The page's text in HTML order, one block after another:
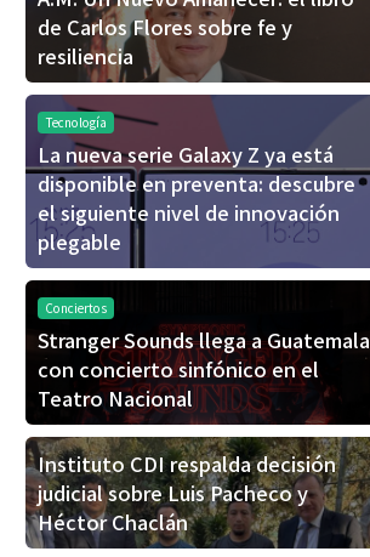
de Carlos Flores sobre fe y
resiliencia
Tecnología
La nueva serie Galaxy Z ya está
disponible en preventa: descubre
el siguiente nivel de innovación
plegable
Conciertos
Stranger Sounds llega a Guatemala
con concierto sinfónico en el
Teatro Nacional
Instituto CDI respalda decisión
judicial sobre Luis Pacheco y
Héctor Chaclán